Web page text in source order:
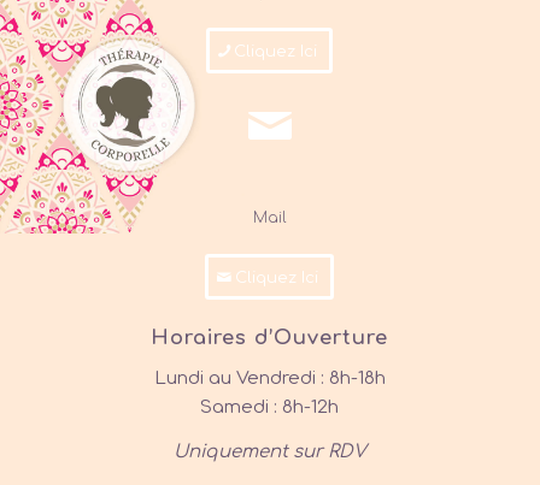
Cliquez Ici
Mail
Cliquez Ici
Horaires d’Ouverture
Lundi au Vendredi : 8h-18h
Samedi : 8h-12h
Uniquement sur RDV